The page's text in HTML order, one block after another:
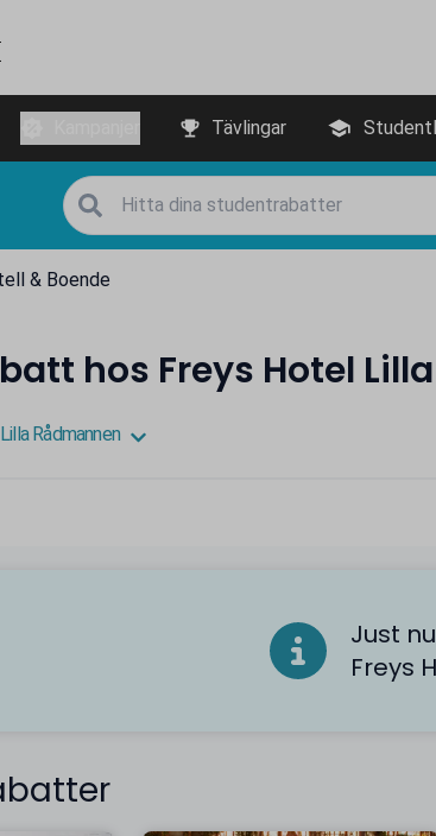
Tävlingar
& Boende
hos Freys Hotel
Rådmannen
Just
Freys